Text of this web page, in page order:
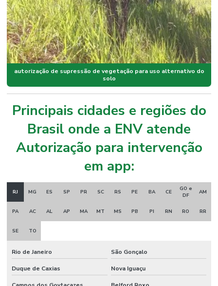
autorização de supressão de vegetação para uso alternativo do
solo
Principais cidades e regiões do
Brasil onde a ENV atende
Autorização para intervenção
em app:
RJ MG ES SP PR SC RS PE BA CE
GO e
DF
AM
PA AC AL AP MA MT MS PB PI RN RO RR
SE TO
Rio de Janeiro São Gonçalo
Duque de Caxias Nova Iguaçu